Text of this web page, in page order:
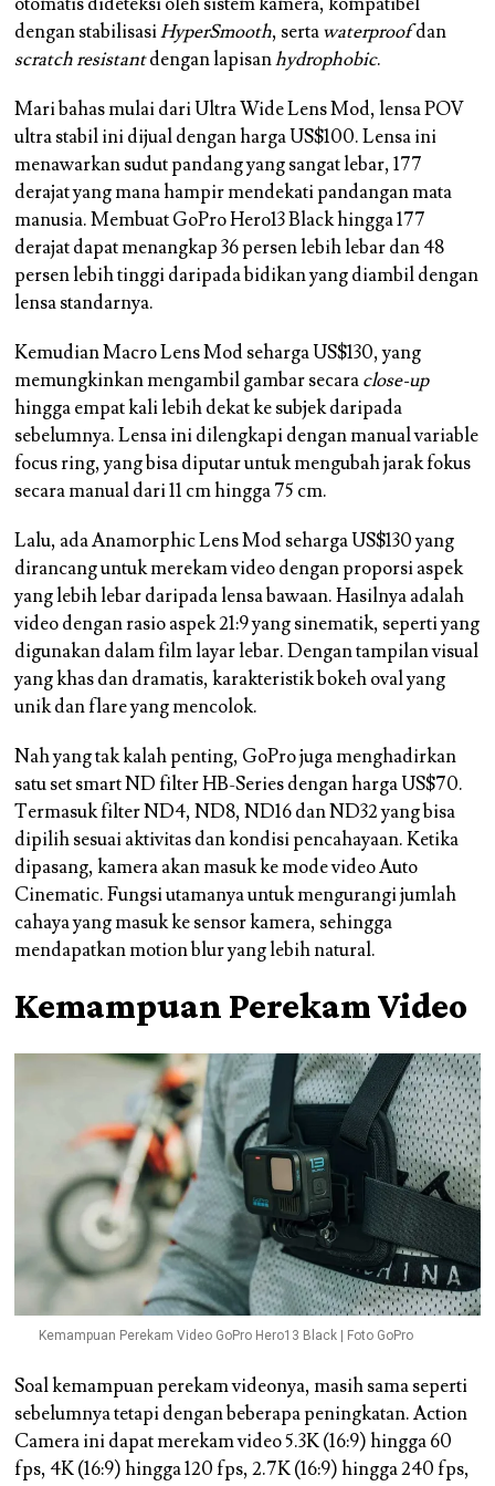
dengan stabilisasiHyperSmooth, sertawaterproofdan
scratch resistantdengan lapisanhydrophobic.
Mari bahas mulai dari Ultra Wide Lens Mod, lensa POV
ultra stabil ini dijual dengan harga US$100. Lensa ini
menawarkan sudut pandang yang sangat lebar, 177
derajat yang mana hampir mendekati pandangan mata
manusia. Membuat GoPro Hero13 Black hingga 177
derajat dapat menangkap 36 persen lebih lebar dan 48
persen lebih tinggi daripada bidikan yang diambil dengan
lensa standarnya.
Kemudian Macro Lens Mod seharga US$130, yang
memungkinkan mengambil gambar secaraclose-up
hingga empat kali lebih dekat ke subjek daripada
sebelumnya. Lensa ini dilengkapi dengan manual variable
focus ring, yang bisa diputar untuk mengubah jarak fokus
secara manual dari 11 cm hingga 75 cm.
Lalu, ada Anamorphic Lens Mod seharga US$130 yang
dirancang untuk merekam video dengan proporsi aspek
yang lebih lebar daripada lensa bawaan. Hasilnya adalah
video dengan rasio aspek 21:9 yang sinematik, seperti yang
digunakan dalam film layar lebar. Dengan tampilan visual
yang khas dan dramatis, karakteristik bokeh oval yang
unik dan flare yang mencolok.
Nah yang tak kalah penting, GoPro juga menghadirkan
satu set smart ND filter HB-Series dengan harga US$70.
Termasuk filter ND4, ND8, ND16 dan ND32 yang bisa
dipilih sesuai aktivitas dan kondisi pencahayaan. Ketika
dipasang, kamera akan masuk ke mode video Auto
Cinematic. Fungsi utamanya untuk mengurangi jumlah
cahaya yang masuk ke sensor kamera, sehingga
mendapatkan motion blur yang lebih natural.
Kemampuan Perekam Video
Kemampuan Perekam Video GoPro Hero13 Black | Foto GoPro
Soal kemampuan perekam videonya, masih sama seperti
sebelumnya tetapi dengan beberapa peningkatan. Action
Camera ini dapat merekam video 5.3K (16:9) hingga 60
fps, 4K (16:9) hingga 120 fps, 2.7K (16:9) hingga 240 fps,